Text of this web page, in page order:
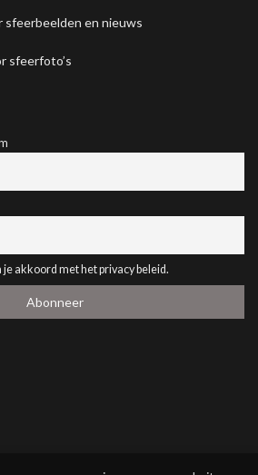
sfeerbeelden en nieuws
sfeerfoto’s
akkoord met het privacy beleid.